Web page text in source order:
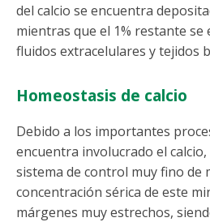
del calcio se encuentra
mientras que el 1% restante se
fluidos extracelulares y tejidos
Homeostasis de calcio
Debido a los importantes
encuentra involucrado el
sistema de control muy fino de
concentración sérica de este
márgenes muy estrechos,